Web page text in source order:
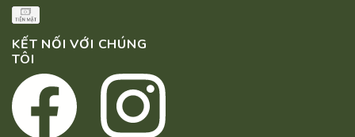
KẾT NỐI VỚI CHÚNG
TÔI